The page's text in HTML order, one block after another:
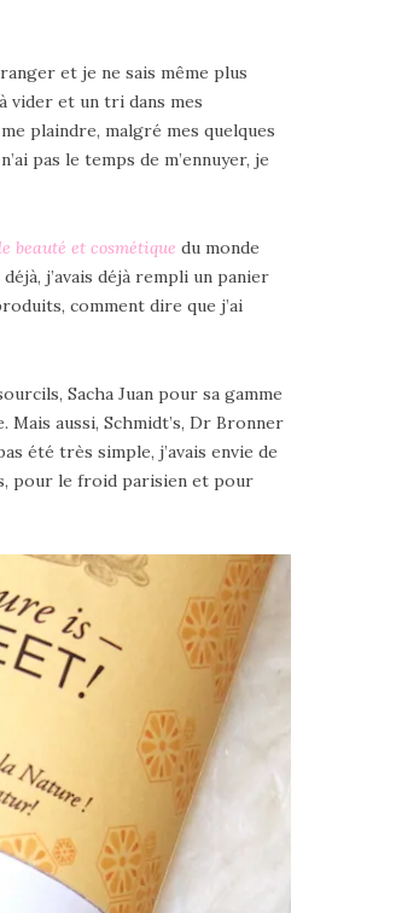
et je ne sais même plus
vider et un tri dans mes
plaindre, malgré mes quelques
pas le temps de m’ennuyer, je
beauté et cosmétique du monde
j’avais déjà rempli un panier
comment dire que j’ai
Sacha Juan pour sa gamme
Mais aussi, Schmidt’s, Dr Bronner
été très simple, j’avais envie de
pour le froid parisien et pour